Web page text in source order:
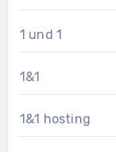
1 und 1
1&1
1&1 hosting